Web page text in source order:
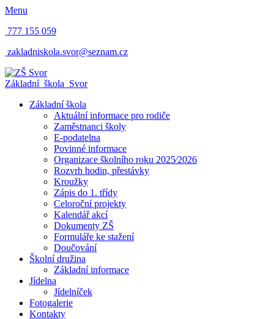
Menu
777 155 059
zakladniskola.svor@seznam.cz
Základní škola Svor
Základní škola
Aktuální informace pro rodiče
Zaměstnanci školy
E-podatelna
Povinné informace
Organizace školního roku 2025⁄2026
Rozvrh hodin, přestávky
Kroužky
Zápis do 1. třídy
Celoroční projekty
Kalendář akcí
Dokumenty ZŠ
Formuláře ke stažení
Doučování
Školní družina
Základní informace
Jídelna
Jídelníček
Fotogalerie
Kontakty